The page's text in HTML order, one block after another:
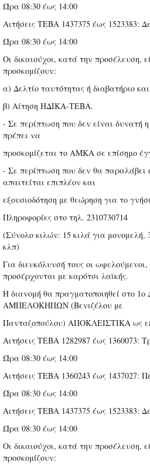
Ώρα 08:30 έως 14:00
Αιτήσεις ΤΕΒΑ 1437375 έως 1523383:
Ώρα 08:30 έως 14:00
Οι δικαιούχοι, κατά την προσέλευση,
προσκομίζουν:
α) Δελτίο ταυτότητας ή διαβατήριο και
β) Αίτηση ΗΔΙΚΑ-ΤΕΒΑ.
- Σε περίπτωση που δεν είναι δυνατή
πρέπει να
προσκομίζεται το ΑΜΚΑ σε επίσημο
- Σε περίπτωση που δεν θα
απαιτείται επιπλέον και
εξουσιοδότηση με θεώρηση για το
Πληροφορίες στο τηλ. 2310730714
(Σύνολο κιλών: 15 κιλά για μονομελή,
κλπ)
Για διευκόλυνσή τους οι
προσέρχονται με καρότσι λαϊκής.
Η διανομή θα πραγματοποιηθεί στο
ΑΜΠΕΛΟΚΗΠΩΝ (Βενιζέλου με
Πανταζοπούλου) ΑΠΟΚΛΕΙΣΤΙΚΑ ως
Αιτήσεις ΤΕΒΑ 1282987 έως 1360073:
Ώρα 08:30 έως 14:00
Αιτήσεις ΤΕΒΑ 1360243 έως 1437027:
Ώρα 08:30 έως 14:00
Αιτήσεις ΤΕΒΑ 1437375 έως 1523383:
Ώρα 08:30 έως 14:00
Οι δικαιούχοι, κατά την προσέλευση,
προσκομίζουν: